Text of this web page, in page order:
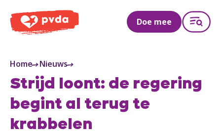
PVDA
Doe mee
Home Nieuws
Strijd loont: de regering
begint al terug te
krabbelen